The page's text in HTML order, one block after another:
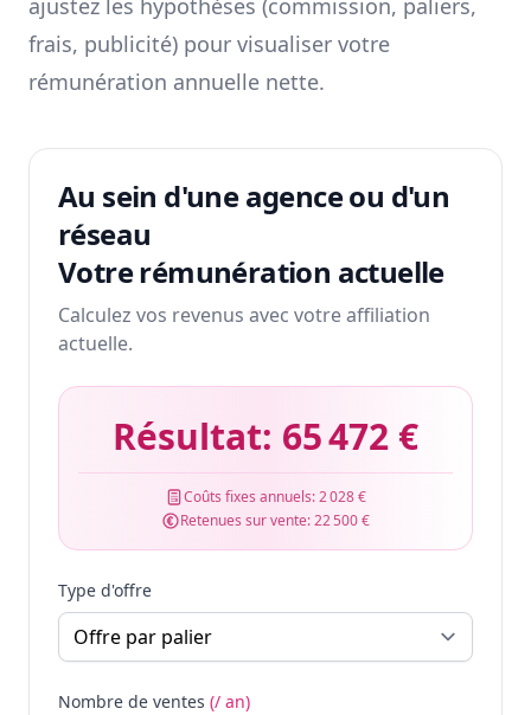
ajustez les hypothèses (commission, paliers,
frais, publicité) pour visualiser votre
rémunération annuelle nette.
Au sein d'une agence ou d'un
réseau
Votre rémunération actuelle
Calculez vos revenus avec votre affiliation
actuelle.
Résultat: 65 472 €
Coûts fixes annuels:2 028 €
Retenues sur vente:22 500 €
Type d'offre
Nombre de ventes (/ an)